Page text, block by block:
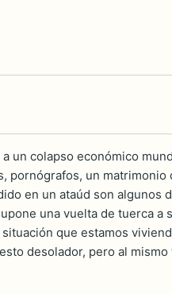
un colapso económico
pornógrafos, un
en un ataúd son
una vuelta de tuerca
que estamos
desolador, pero al